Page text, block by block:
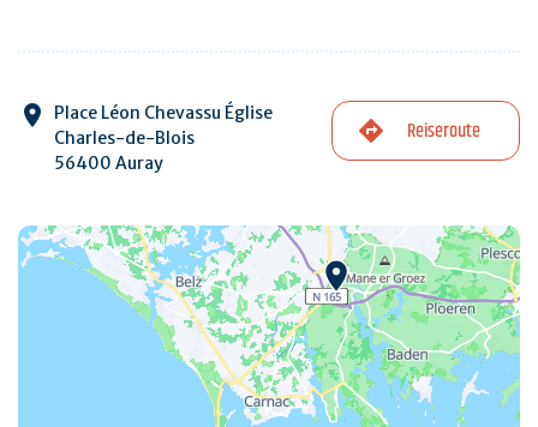
Place Léon Chevassu Église
Charles-de-Blois
56400 Auray
Reiseroute